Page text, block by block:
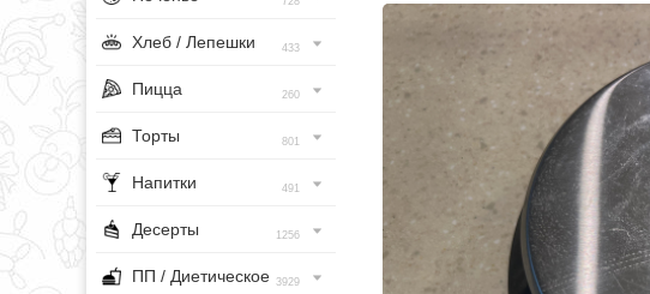
Хлеб / Лепешки 433
Пицца 260
Торты 801
Напитки 491
Десерты 1256
ПП / Диетическое 3929